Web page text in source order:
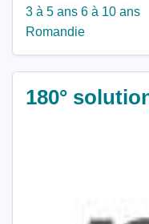
3 à 5 ans 6 à 10 ans
Romandie
180°